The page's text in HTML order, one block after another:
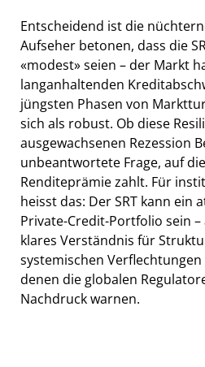
Entscheidend ist die
Aufseher betonen, dass die
«modest» seien – der Markt
langanhaltenden
jüngsten Phasen von
sich als robust. Ob diese
ausgewachsenen Rezession
unbeantwortete Frage, auf
Renditeprämie zahlt. Für
heisst das: Der SRT kann ein
Private-Credit-Portfolio sein
klares Verständnis für
systemischen
denen die globalen
Nachdruck warnen.